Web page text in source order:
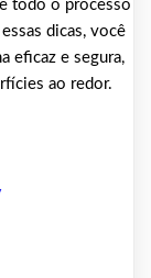
todo o processo
dicas, você
eficaz e segura,
ao redor.